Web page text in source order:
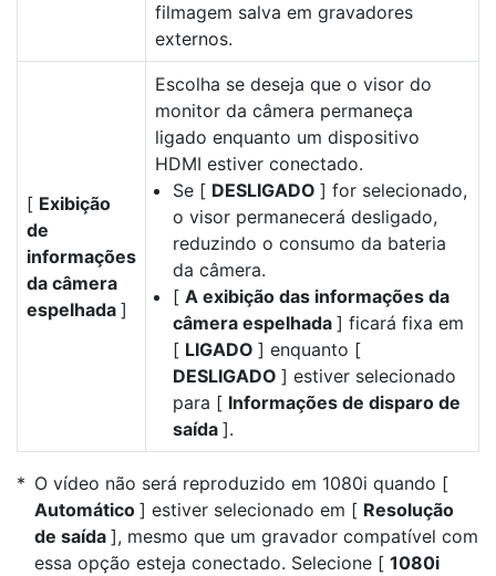
filmagem salva em gravadores
externos.
[ Exibição
de
informações
da câmera
espelhada ]
Escolha se deseja que o visor do
monitor da câmera permaneça
ligado enquanto um dispositivo
HDMI estiver conectado.
Se [ DESLIGADO ] for selecionado,
o visor permanecerá desligado,
reduzindo o consumo da bateria
da câmera.
[ A exibição das informações da
câmera espelhada ] ficará fixa em
[ LIGADO ] enquanto [
DESLIGADO ] estiver selecionado
para [ Informações de disparo de
saída ].
O vídeo não será reproduzido em 1080i quando [
Automático ] estiver selecionado em [ Resolução
de saída ], mesmo que um gravador compatível com
essa opção esteja conectado. Selecione [ 1080i